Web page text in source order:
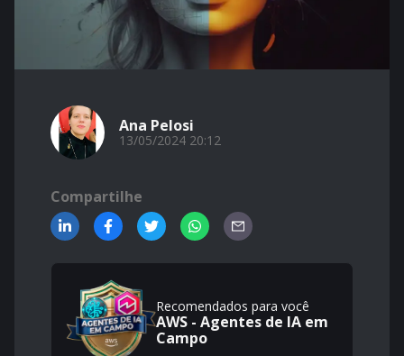
Ana Pelosi
13/05/2024 20:12
Compartilhe
Recomendados para você
AWS - Agentes de IA em
Campo